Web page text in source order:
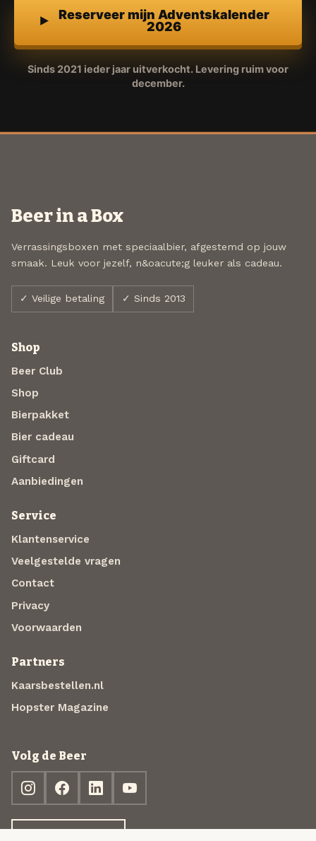
Reserveer mijn Adventskalender
2026
Sinds 2021 ieder jaar uitverkocht. Levering ruim voor
december.
Beer in a Box
Verrassingsboxen met speciaalbier, afgestemd op jouw
smaak. Leuk voor jezelf, n&oacute;g leuker als cadeau.
✓ Veilige betaling ✓ Sinds 2013
Shop
Beer Club
Shop
Bierpakket
Bier cadeau
Giftcard
Aanbiedingen
Service
Klantenservice
Veelgestelde vragen
Contact
Privacy
Voorwaarden
Partners
Kaarsbestellen.nl
Hopster Magazine
Volg de Beer